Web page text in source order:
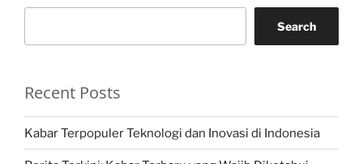
Search
Recent Posts
Kabar Terpopuler Teknologi dan Inovasi di Indonesia